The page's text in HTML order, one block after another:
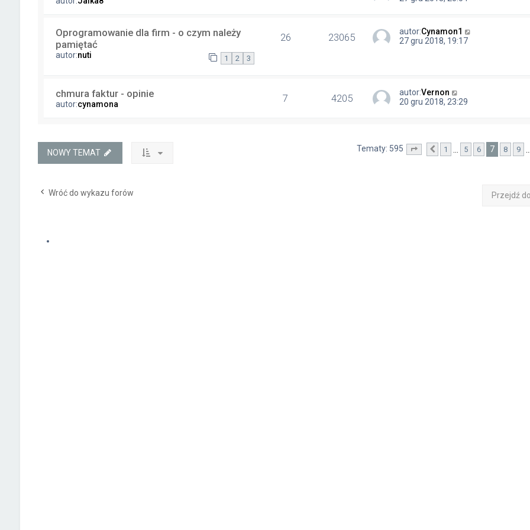
Oprogramowanie dla firm - o czym należy
pamiętać
autor:nuti 1 2 3
26 23065 autor:Cynamon1
27 gru 2018, 19:17
chmura faktur - opinie
autor:cynamona 7 4205 autor:Vernon
20 gru 2018, 23:29
NOWY TEMAT Tematy: 595 Strona 7 z24
Poprzednia
1 5 6 7 8 9
Wróć do wykazu forów Przejdź do